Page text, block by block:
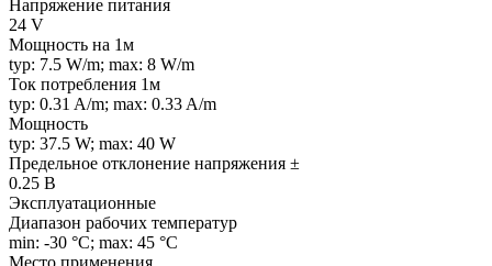
Напряжение питания
24 V
Мощность на 1м
typ: 7.5 W/m; max: 8 W/m
Ток потребления 1м
typ: 0.31 A/m; max: 0.33 A/m
Мощность
typ: 37.5 W; max: 40 W
Предельное отклонение напряжения ±
0.25 В
Эксплуатационные
Диапазон рабочих температур
min: -30 °C; max: 45 °C
Место применения